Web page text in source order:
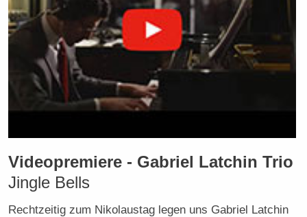
Videopremiere - Gabriel Latchin Trio
Jingle Bells
Rechtzeitig zum Nikolaustag legen uns Gabriel Latchin